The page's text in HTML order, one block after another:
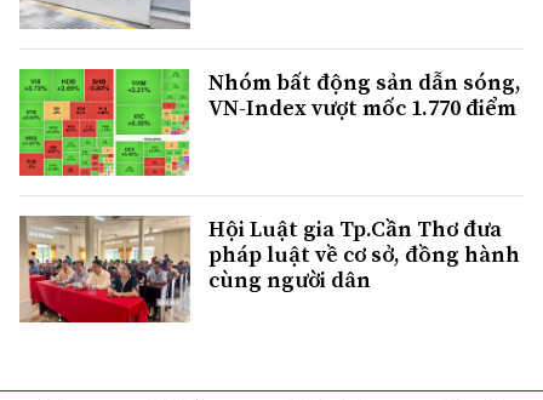
Nhóm bất động sản dẫn sóng,
VN-Index vượt mốc 1.770 điểm
Hội Luật gia Tp.Cần Thơ đưa
pháp luật về cơ sở, đồng hành
cùng người dân